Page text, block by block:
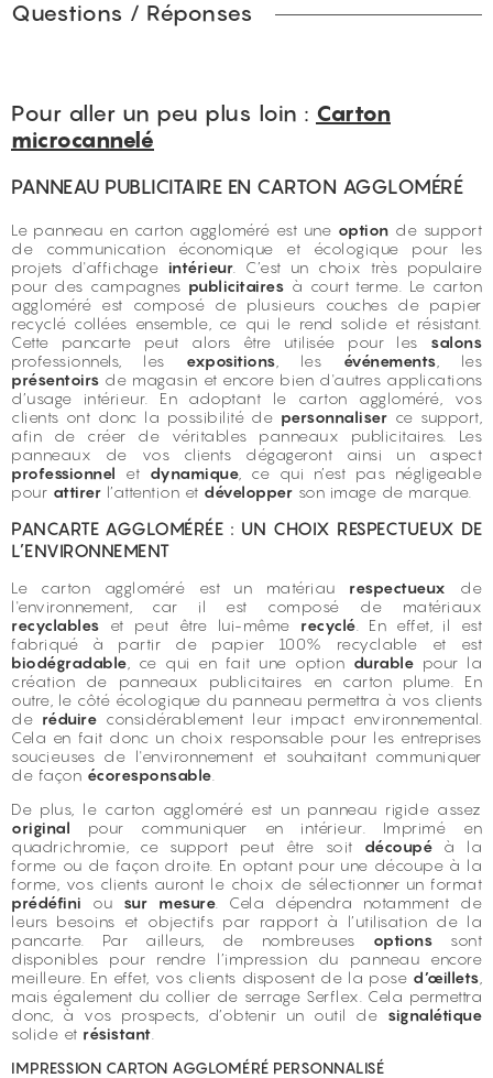
Questions / Réponses
Pour aller un peu plus loin : Carton
microcannelé
PANNEAU PUBLICITAIRE EN CARTON AGGLOMÉRÉ
Le panneau en carton aggloméré est une option de support
de communication économique et écologique pour les
projets d'affichage intérieur . C’est un choix très populaire
pour des campagnes publicitaires à court terme. Le carton
aggloméré est composé de plusieurs couches de papier
recyclé collées ensemble, ce qui le rend solide et résistant.
Cette pancarte peut alors être utilisée pour les salons
professionnels, les expositions , les événements , les
présentoirs de magasin et encore bien d'autres applications
d’usage intérieur. En adoptant le carton aggloméré, vos
clients ont donc la possibilité de personnaliser ce support,
afin de créer de véritables panneaux publicitaires. Les
panneaux de vos clients dégageront ainsi un aspect
professionnel et dynamique , ce qui n’est pas négligeable
pour attirer l’attention et développer son image de marque.
PANCARTE AGGLOMÉRÉE : UN CHOIX RESPECTUEUX DE
L’ENVIRONNEMENT
Le carton aggloméré est un matériau respectueux de
l'environnement, car il est composé de matériaux
recyclables et peut être lui-même recyclé . En effet, il est
fabriqué à partir de papier 100% recyclable et est
biodégradable , ce qui en fait une option durable pour la
création de panneaux publicitaires en carton plume . En
outre, le côté écologique du panneau permettra à vos clients
de réduire considérablement leur impact environnemental.
Cela en fait donc un choix responsable pour les entreprises
soucieuses de l'environnement et souhaitant communiquer
de façon écoresponsable
De plus, le carton aggloméré est un panneau rigide assez
original pour communiquer en intérieur. Imprimé en
quadrichromie, ce support peut être soit découpé à la
forme ou de façon droite. En optant pour une découpe à la
forme, vos clients auront le choix de sélectionner un format
prédéfini ou sur mesure . Cela dépendra notamment de
leurs besoins et objectifs par rapport à l’utilisation de la
pancarte. Par ailleurs, de nombreuses options sont
disponibles pour rendre l’impression du panneau encore
meilleure. En effet, vos clients disposent de la pose d’œillets
mais également du collier de serrage Serflex. Cela permettra
donc, à vos prospects, d’obtenir un outil de signalétique
solide et résistant
IMPRESSION CARTON AGGLOMÉRÉ PERSONNALISÉ